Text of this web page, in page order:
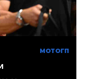
МОТОГП